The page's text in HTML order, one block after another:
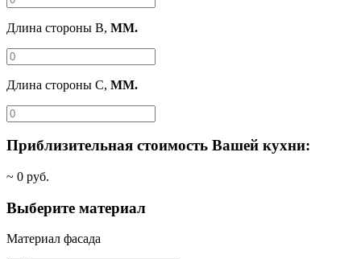
Длина стороны B, ММ.
Длина стороны C, ММ.
Приблизительная стоимость Вашей кухни:
~ 0 руб.
Выберите материал
Материал фасада